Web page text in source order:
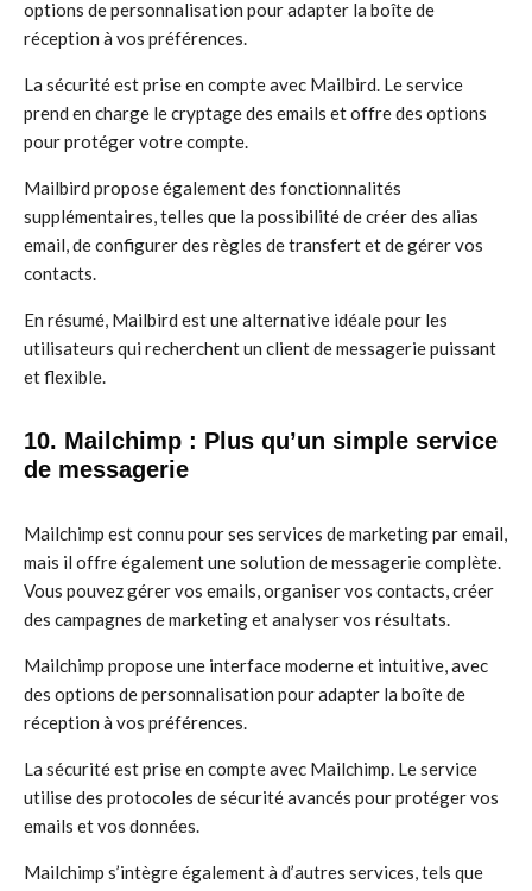
options de personnalisation pour adapter la boîte de
réception à vos préférences.
La sécurité est prise en compte avec Mailbird. Le service
prend en charge le cryptage des emails et offre des options
pour protéger votre compte.
Mailbird propose également des fonctionnalités
supplémentaires, telles que la possibilité de créer des alias
email, de configurer des règles de transfert et de gérer vos
contacts.
En résumé, Mailbird est une alternative idéale pour les
utilisateurs qui recherchent un client de messagerie puissant
et flexible.
10. Mailchimp : Plus qu’un simple service
de messagerie
Mailchimp est connu pour ses services de marketing par email,
mais il offre également une solution de messagerie complète.
Vous pouvez gérer vos emails, organiser vos contacts, créer
des campagnes de marketing et analyser vos résultats.
Mailchimp propose une interface moderne et intuitive, avec
des options de personnalisation pour adapter la boîte de
réception à vos préférences.
La sécurité est prise en compte avec Mailchimp. Le service
utilise des protocoles de sécurité avancés pour protéger vos
emails et vos données.
Mailchimp s’intègre également à d’autres services, tels que